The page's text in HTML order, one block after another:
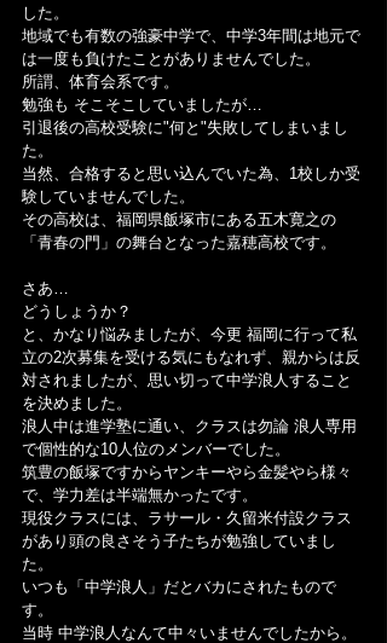
した。
地域でも有数の強豪中学で、中学3年間は地元で
は一度も負けたことがありませんでした。
所謂、体育会系です。
勉強も そこそこしていましたが…
引退後の高校受験に"何と"失敗してしまいまし
た。
当然、合格すると思い込んでいた為、1校しか受
験していませんでした。
その高校は、福岡県飯塚市にある五木寛之の
「青春の門」の舞台となった嘉穂高校です。
さあ…
どうしょうか？
と、かなり悩みましたが、今更 福岡に行って私
立の2次募集を受ける気にもなれず、親からは反
対されましたが、思い切って中学浪人すること
を決めました。
浪人中は進学塾に通い、クラスは勿論 浪人専用
で個性的な10人位のメンバーでした。
筑豊の飯塚ですからヤンキーやら金髪やら様々
で、学力差は半端無かったです。
現役クラスには、ラサール・久留米付設クラス
があり頭の良さそう子たちが勉強していまし
た。
いつも「中学浪人」だとバカにされたもので
す。
当時 中学浪人なんて中々いませんでしたから。